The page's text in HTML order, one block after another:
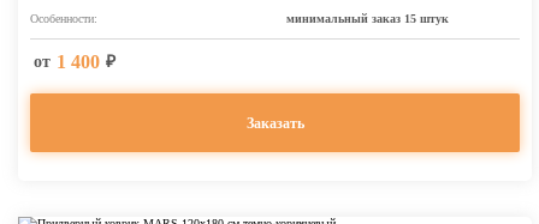
Особенности:
минимальный заказ 15 штук
от 1 400 ₽
Заказать